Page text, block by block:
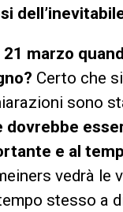
marzo
Certo che
sono
dovrebbe
e al
vedrà le
stesso a